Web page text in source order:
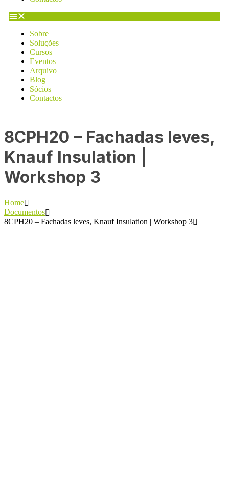
Sobre
Soluções
Cursos
Eventos
Arquivo
Blog
Sócios
Contactos
8CPH20 – Fachadas leves,
Knauf Insulation |
Workshop 3
Home
Documentos
8CPH20 – Fachadas leves, Knauf Insulation | Workshop 3